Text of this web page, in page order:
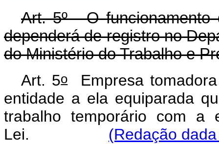
Art. 5º - O funcionamento
dependerá de registro no
do Ministério do Trabalho e
Art. 5oEmpresa
entidade a ela equiparada
trabalho temporário com a
Lei. (Redação